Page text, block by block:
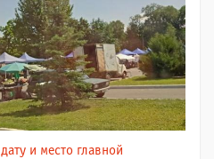
и место главной